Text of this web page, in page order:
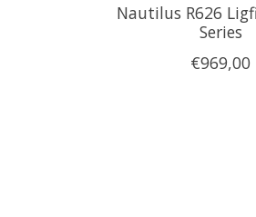
Nautilus R626
Series
€969,00